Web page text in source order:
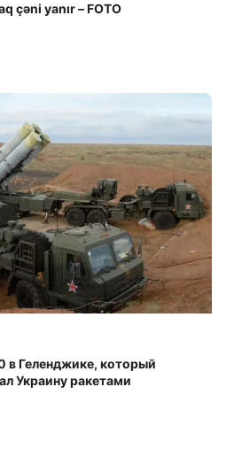
çəni yanır – FOTO
Геленджике, который
Украину ракетами